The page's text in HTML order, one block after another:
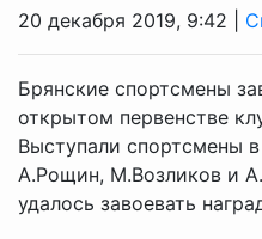
20 декабря 2019, 9:42 |
Брянские спортсмены
открытом первенстве
Выступали спортсмены
А.Рощин, М.Возликов и
удалось завоевать